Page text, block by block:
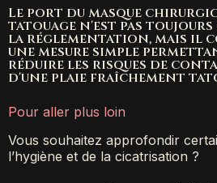
Le port du masque
tatouage n'est pas toujours
la réglementation, mais il
une mesure simple
réduire les risques de
d'une plaie fraîchement
Pour aller plus loin
Vous souhaitez approfondir
l’hygiène et de la cicatrisation ?